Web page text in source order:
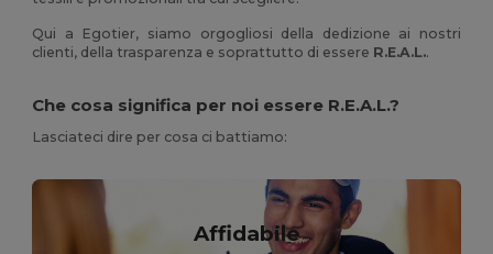
Qui a Egotier, siamo orgogliosi della dedizione ai nostri
clienti, della trasparenza e soprattutto di essere R.E.A.L..
Che cosa significa per noi essere R.E.A.L.?
Lasciateci dire per cosa ci battiamo:
Affidabile